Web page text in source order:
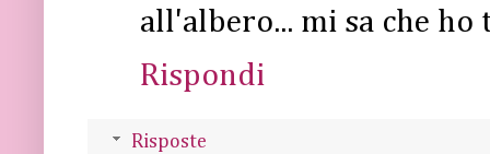
all'albero... mi sa che
Rispondi
Risposte